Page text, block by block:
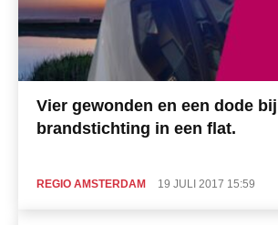
Vier gewonden en een dode bij
brandstichting in een flat.
REGIO AMSTERDAM 19 JULI 2017 15:59